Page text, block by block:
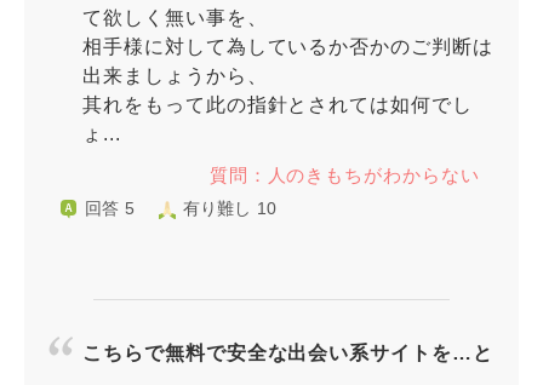
て欲しく無い事を、
相手様に対して為しているか否かのご判断は
出来ましょうから、
其れをもって此の指針とされては如何でし
ょ...
質問：人のきもちがわからない
回答 5 有り難し 10
こちらで無料で安全な出会い系サイトを…と